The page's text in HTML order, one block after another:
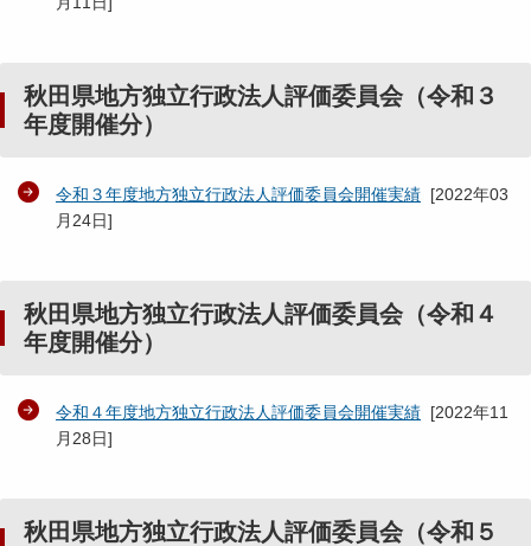
秋田県地方独立行政法人評価委員会（令和３
年度開催分）
令和３年度地方独立行政法人評価委員会開催実績 [2022年03
月24日]
秋田県地方独立行政法人評価委員会（令和４
年度開催分）
令和４年度地方独立行政法人評価委員会開催実績 [2022年11
月28日]
秋田県地方独立行政法人評価委員会（令和５